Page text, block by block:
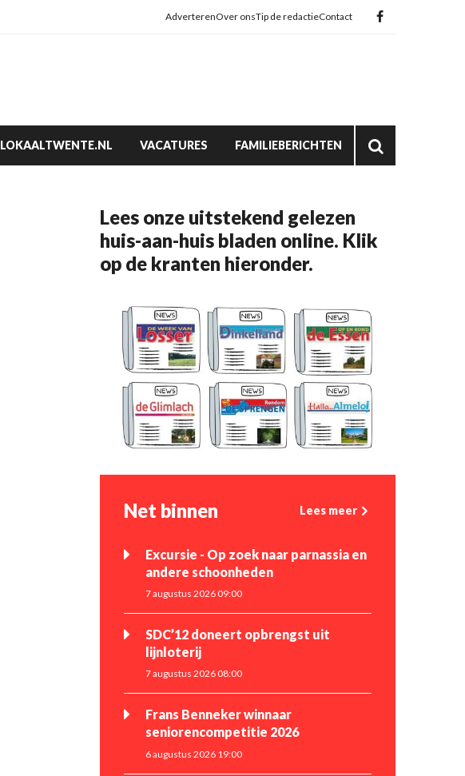
AdverterenOver onsTip de redactieContact
LOKAALTWENTE.NL VACATURES FAMILIEBERICHTEN
Lees onze uitstekend gelezen
huis-aan-huis bladen online. Klik
op de kranten hieronder.
Net binnen Lees meer
Excursie - Op zoek naar parnassia en
andere schoonheden
7 augustus 2026 09:00
SDC’12 doneert opbrengst uit
lijnloterij
7 augustus 2026 08:00
Frans Benneker winnaar
seniorencompetitie 2026
6 augustus 2026 19:00